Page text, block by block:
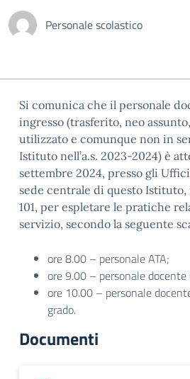
Personale scolastico
Si comunica che il personale
ingresso (trasferito, neo
utilizzato e comunque non in
Istituto nell’a.s. 2023-2024) è
settembre 2024, presso gli
sede centrale di questo
101, per espletare le pratiche
servizio, secondo la seguente
ore 8.00 – personale ATA;
ore 9.00 – personale
ore 10.00 – personale
grado.
Documenti